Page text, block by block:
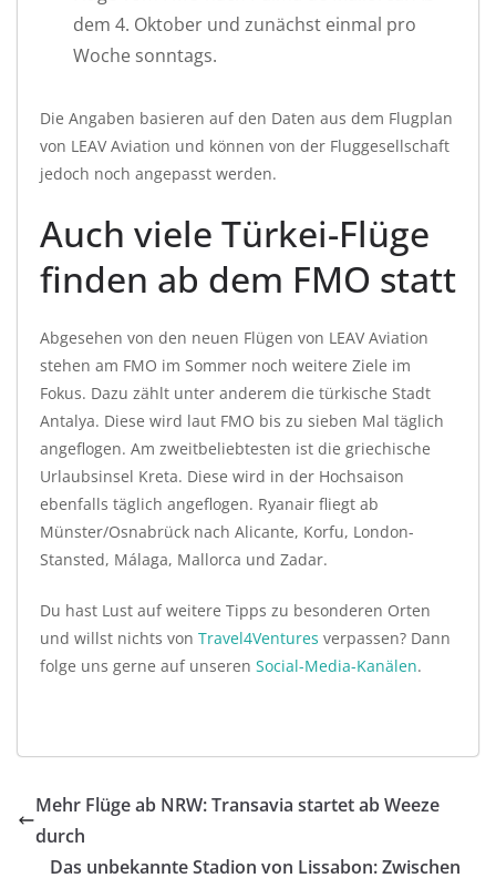
dem 4. Oktober und zunächst einmal pro
Woche sonntags.
Die Angaben basieren auf den Daten aus dem Flugplan
von LEAV Aviation und können von der Fluggesellschaft
jedoch noch angepasst werden.
Auch viele Türkei-Flüge
finden ab dem FMO statt
Abgesehen von den neuen Flügen von LEAV Aviation
stehen am FMO im Sommer noch weitere Ziele im
Fokus. Dazu zählt unter anderem die türkische Stadt
Antalya. Diese wird laut FMO bis zu sieben Mal täglich
angeflogen. Am zweitbeliebtesten ist die griechische
Urlaubsinsel Kreta. Diese wird in der Hochsaison
ebenfalls täglich angeflogen. Ryanair fliegt ab
Münster/Osnabrück nach Alicante, Korfu, London-
Stansted, Málaga, Mallorca und Zadar.
Du hast Lust auf weitere Tipps zu besonderen Orten
und willst nichts von Travel4Ventures verpassen? Dann
folge uns gerne auf unseren Social-Media-Kanälen.
Mehr Flüge ab NRW: Transavia startet ab Weeze
durch
Das unbekannte Stadion von Lissabon: Zwischen